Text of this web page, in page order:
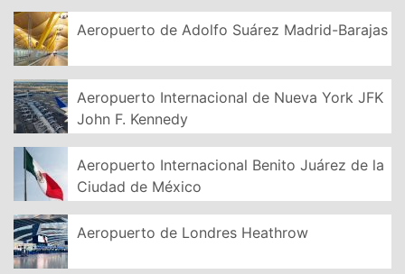
Aeropuerto de Adolfo Suárez Madrid-Barajas
Aeropuerto Internacional de Nueva York JFK
John F. Kennedy
Aeropuerto Internacional Benito Juárez de la
Ciudad de México
Aeropuerto de Londres Heathrow